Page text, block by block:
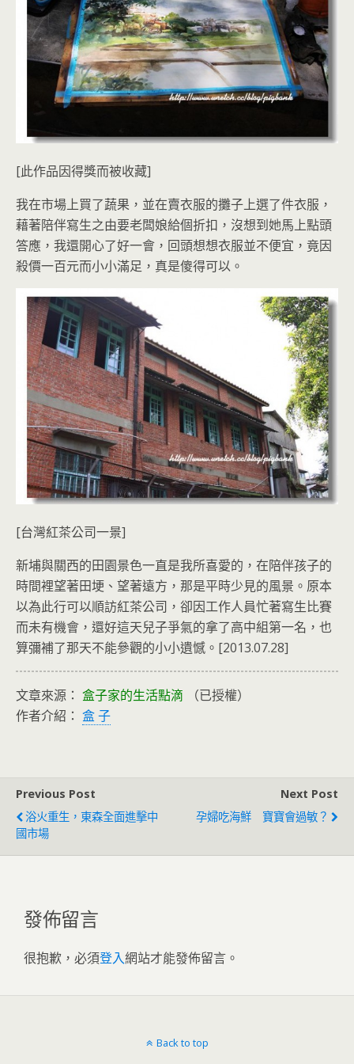
[此作品因得獎而被收藏]
我在市場上買了蔬果，並在賣衣服的攤子上選了件衣服，
藉著陪伴寫生之由要老闆娘給個折扣，沒想到她馬上點頭
答應，我還開心了好一會，回頭想想衣服並不便宜，竟因
殺價一百元而小小滿足，真是傻得可以。
[台灣紅茶公司一景]
新埔與關西的田園景色一直是我所喜愛的，在陪伴孩子的
時間裡望著田埂、望著遠方，那是平時少見的風景。原本
以為此行可以順訪紅茶公司，卻因工作人員忙著寫生比賽
而未有機會，還好這天兒子爭氣的拿了高中組第一名，也
算彌補了那天不能參觀的小小遺憾。[2013.07.28]
文章來源： 盒子家的生活點滴
（已授權）
作者介紹： 盒 子
Previous Post
浴火重生，東森全面進擊中
國市場
Next Post
孕婦吃海鮮 寶寶會過敏？
發佈留言
很抱歉，必須登入網站才能發佈留言。
Back to top